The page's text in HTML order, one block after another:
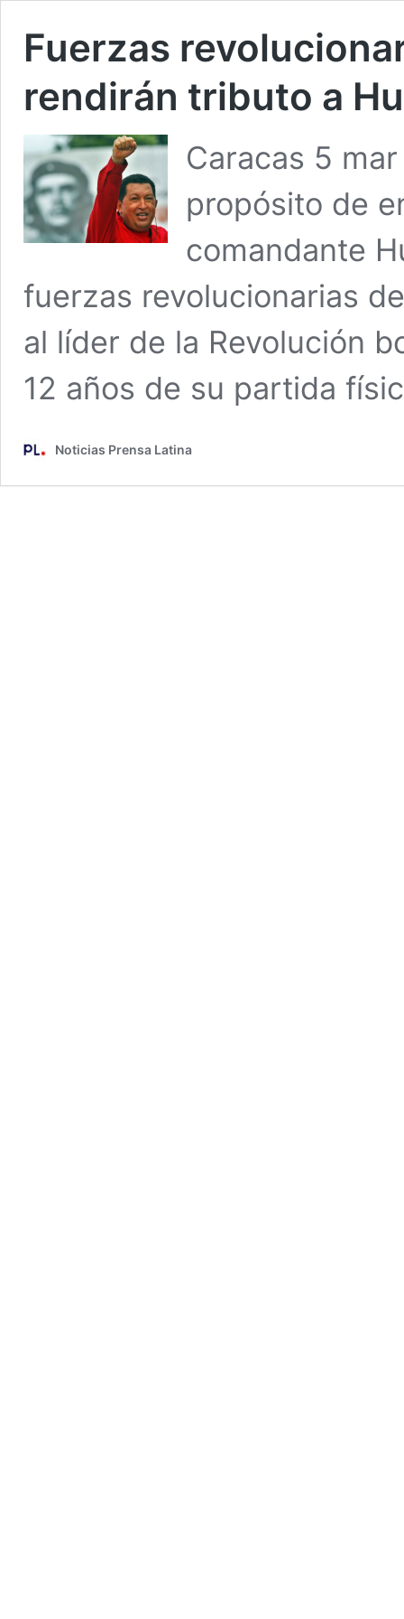
Fuerzas
rendirán tributo a
Caracas 5
propósito de
comandante
fuerzas revolucionarias
al líder de la Revolución
12 años de su partida
Noticias Prensa Latina